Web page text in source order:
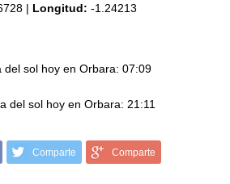
| Longitud: -1.24213
del sol hoy en Orbara: 07:09
del sol hoy en Orbara: 21:11
Comparte Comparte